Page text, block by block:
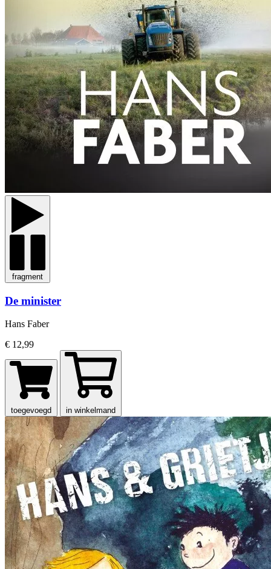
fragment
De minister
Hans Faber
€ 12,99
toegevoegd in winkelmand